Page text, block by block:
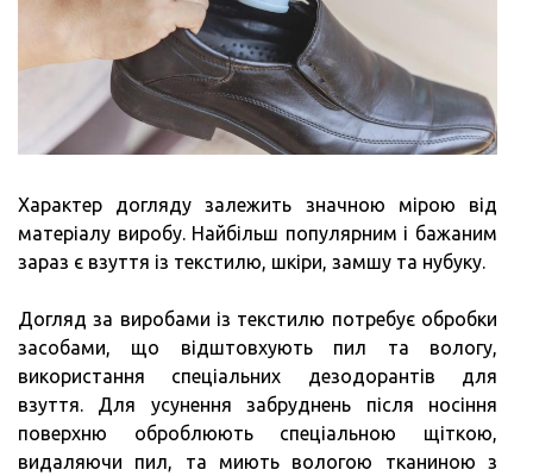
Характер догляду залежить значною мірою від
матеріалу виробу. Найбільш популярним і бажаним
зараз є взуття із текстилю, шкіри, замшу та нубуку.
Догляд за виробами із текстилю потребує обробки
засобами, що відштовхують пил та вологу,
використання спеціальних дезодорантів для
взуття. Для усунення забруднень після носіння
поверхню оброблюють спеціальною щіткою,
видаляючи пил, та миють вологою тканиною з